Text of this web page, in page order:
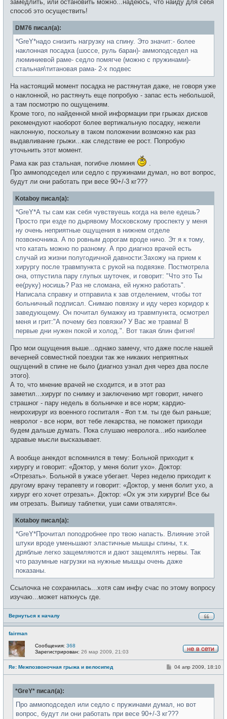
замедлить, или остановить можно...надеюсь, что найду для себя
способ это осуществить!
DM76 писал(а):
*GreY*надо снизить нагрузку на спину. Это значит:- более
наклонная посадка (шоссе, руль баран)- аммоподседел на
люминиевой раме- седло помягче (можно с пружинами)-
стальная\титановая рама- 2-х подвес
На настоящий момент посадка не растянутая даже, не говоря уже
о наклонной, но растянуть еще попробую - запас есть небольшой,
а там посмотрю по ощущениям.
Кроме того, по найденной мной информации при грыжах дисков
рекомендуют наоборот более вертикальную посадку, нежели
наклонную, поскольку в таком положении возможно как раз
выдавливание грыжи...как следствие ее рост. Попробую
уточьнить этот момент.
Рама как раз стальная, погибче люминя
Про аммоподседел или седло с пружинами думал, но вот вопрос,
будут ли они работать при весе 90+/-3 кг???
Kotaboy писал(а):
*GreY*А ты сам как себя чувствуешь когда на веле едешь?
Просто при езде по дырявому Московскому проспекту у меня
ну очень неприятные ощущения в нижнем отделе
позвоночника. А по ровным дорогам вроде ничо. Эт я к тому,
что катать можно по разному. А про диагноз врачей есть
случай из жизни полугодичной давности:Захожу на прием к
хирургу после травмпункта с рукой на подвязке. Постмотрела
она, отпустила пару глупых шуточек, и говорит: "Что это Ты
ее(руку) носишь? Раз не сломана, ей нужно работать".
Написала справку и отправила к зав отделением, чтобы тот
больничный подписал. Снимаю повязку и иду через коридор к
заведующему. Он почитал бумажку из травмпункта, осмотрел
меня и грит:"А почему без повязки? У Вас же травма! В
первые дни нужен покой и холод.". Вот такая блин фигня!
Про мои ощущения выше...однако замечу, что даже после нашей
вечерней совместной поездки так же никаких неприятных
ощущений в спине не было (диагноз узнал дня через два после
этого).
А то, что мнение врачей не сходится, и в этот раз
заметил...хирург по снимку и заключению мрт говорит, ничего
страшног - пару недель в больничке и все норм; кардио-
неирохирург из военного госпиталя - #оп т.м. ты где был раньше;
невролог - все норм, вот тебе лекарства, не поможет приходи
будем дальше думать. Пока слушаю невролога...ибо наиболее
здравые мысли высказывает.
А вообще анекдот вспомнился в тему: Больной приходит к
хирургу и говорит: «Доктор, у меня болит ухо». Доктор:
«Отрезать». Больной в ужасе убегает. Через неделю приходит к
другому врачу терапевту и говорит: «Доктор, у меня болит ухо, а
хирург его хочет отрезать». Доктор: «Ох уж эти хирурги! Все бы
им отрезать. Выпишу таблетки, уши сами отвалятся».
Kotaboy писал(а):
*GreY*Прочитал поподробнее про твою напасть. Влияние этой
штуки вроде уменьшают эластичные мышцы спины, т.к.
дряблые легко защемляются и дают защемлять нервы. Так
что разумные нагрузки на нужные мышцы очень даже
показаны.
Ссылочка не сохранилась...хотя сам инфу счас по этому вопросу
изучаю...может наткнусь где.
Вернуться к началу
fairman
в
с
Сообщения: 368
Зарегистрирован: 26 мар 2009, 21:03
Re: Межпозвоночная грыжа и велосипед
С
б
е
и
е
04 апр 2009, 18:10
*GreY* писал(а):
Про аммоподседел или седло с пружинами думал, но вот
вопрос, будут ли они работать при весе 90+/-3 кг???